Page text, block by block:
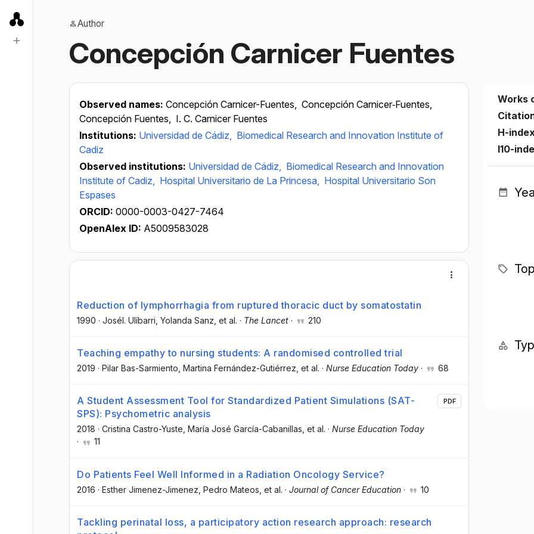
Author
Concepción Carnicer Fuentes
Observed names: Concepción Carnicer-Fuentes, Concepción Carnicer‐Fuentes,
Concepción Fuentes, I. C. Carnicer Fuentes
Institutions: Universidad de Cádiz, Biomedical Research and Innovation Institute of
Cadiz
Observed institutions: Universidad de Cádiz, Biomedical Research and Innovation
Institute of Cadiz, Hospital Universitario de La Princesa, Hospital Universitario Son
Espases
ORCID: 0000-0003-0427-7464
OpenAlex ID: A5009583028
Reduction of lymphorrhagia from ruptured thoracic duct by somatostatin
1990 · JoséI. Ulíbarri , Yolanda Sanz , et al. · The Lancet · 210
Teaching empathy to nursing students: A randomised controlled trial
2019 · Pilar Bas-Sarmiento , Martina Fernández-Gutiérrez , et al. · Nurse Education Today · 68
A Student Assessment Tool for Standardized Patient Simulations (SAT-
SPS): Psychometric analysis
2018 · Cristina Castro-Yuste , María José García-Cabanillas , et al. · Nurse Education Today
·
11
PDF
Do Patients Feel Well Informed in a Radiation Oncology Service?
2016 · Esther Jimenez-Jimenez , Pedro Mateos , et al. · Journal of Cancer Education · 10
Tackling perinatal loss, a participatory action research approach: research
Works
H-
I10-